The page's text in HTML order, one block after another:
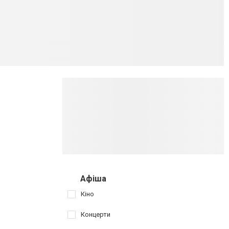
Афіша
Кіно
Концерти